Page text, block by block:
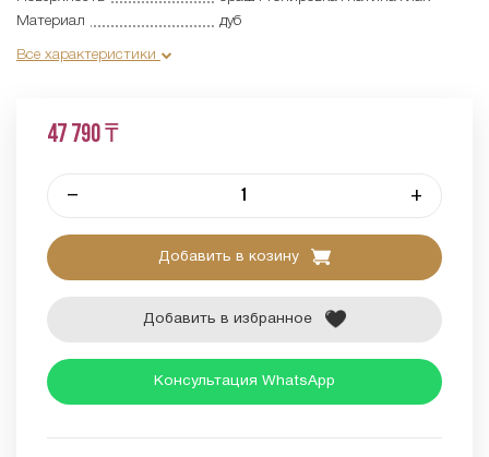
Материал
дуб
Все характеристики
47 790 ₸
– +
Добавить в козину
Добавить в избранное
Консультация WhatsApp